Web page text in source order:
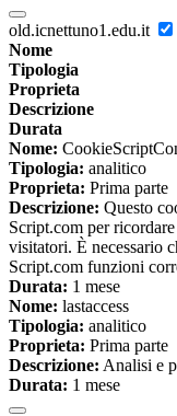
old.icnettuno1.edu.it
Nome
Tipologia
Proprieta
Descrizione
Durata
Nome:
Tipologia: analitico
Proprieta: Prima parte
Descrizione: Questo
Script.com per
visitatori. È necessario
Script.com funzioni
Durata: 1 mese
Nome: lastaccess
Tipologia: analitico
Proprieta: Prima parte
Descrizione: Analisi e
Durata: 1 mese